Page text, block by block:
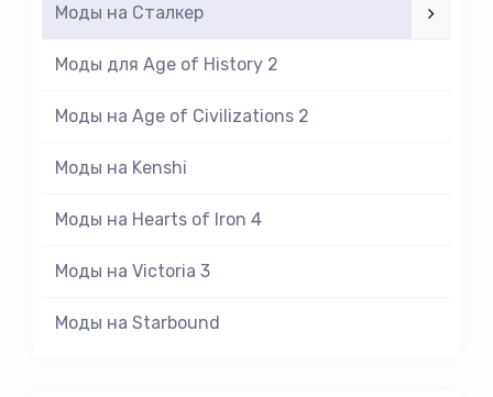
Моды на Cталкер
Моды для Age of History 2
Моды на Age of Civilizations 2
Моды на Kenshi
Моды на Hearts of Iron 4
Моды на Victoria 3
Моды на Starbound